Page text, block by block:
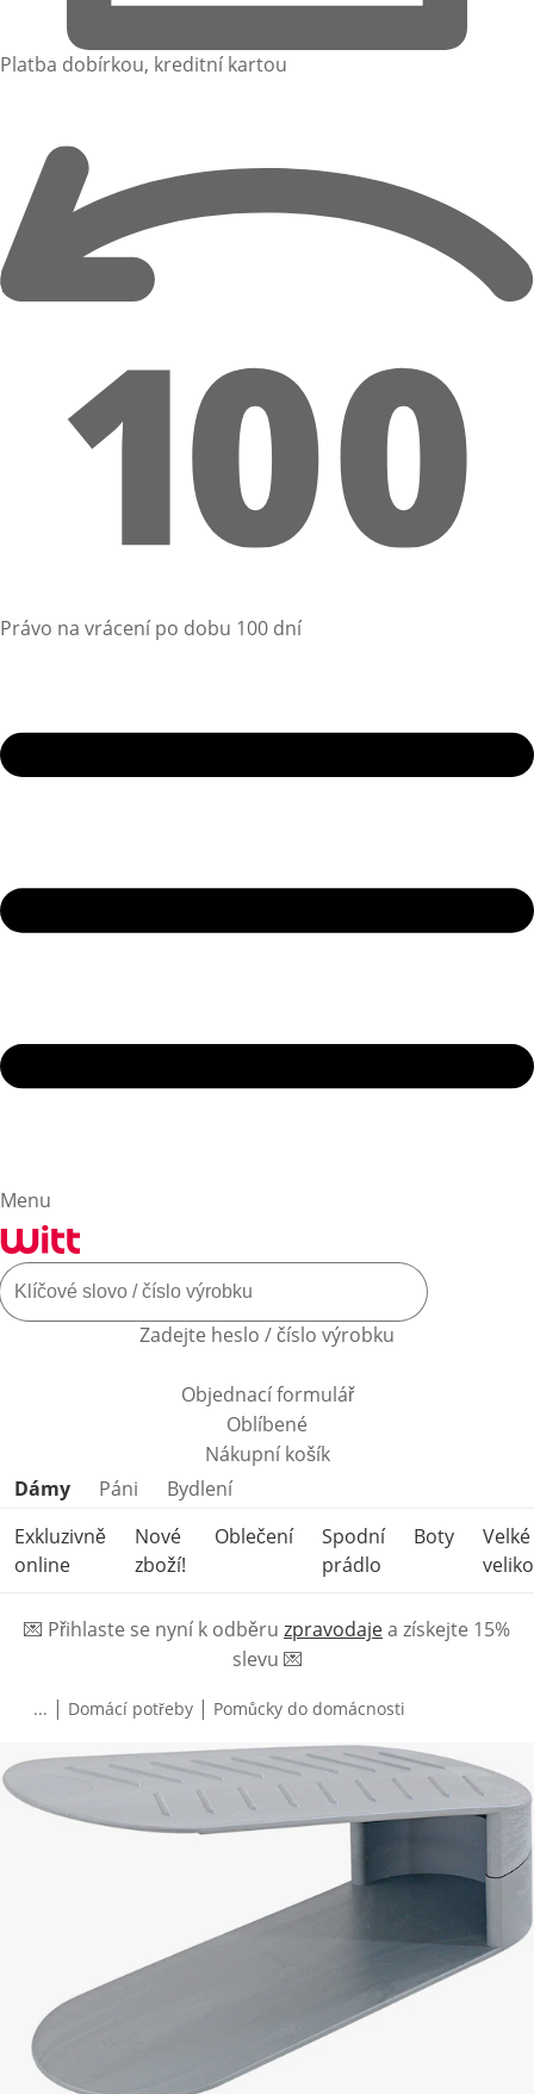
Platba dobírkou, kreditní kartou
Právo na vrácení po dobu 100 dní
Menu
Zadejte heslo / číslo výrobku
Objednací formulář
Oblíbené
Nákupní košík
Přeskočit kategorie produktů
Dámy Páni
Bydlení
Exkluzivně
online
Nové
zboží!
Oblečení
Spodní
prádlo
Boty
Velké
💌 Přihlaste se nyní k odběru zpravodajea získejte 15%
slevu 💌
... | Domácí potřeby | Pomůcky do domácnosti